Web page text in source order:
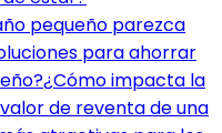
pequeño parezca
para ahorrar
¿Cómo impacta la
de reventa de una